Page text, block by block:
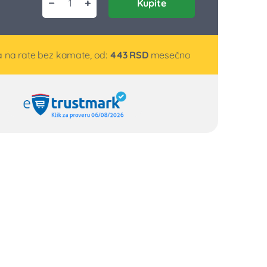
Štapni blender set LM1303 količina
Kupite
na rate bez kamate, od: 443 RSDmesečno